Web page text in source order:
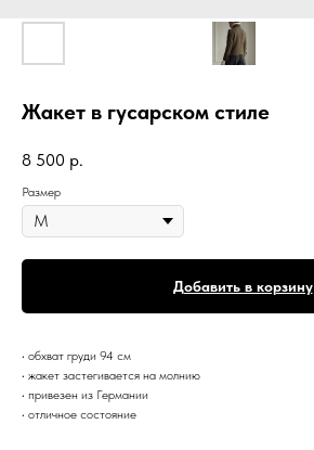
Жакет в гусарском стиле
8 500 р.
Размер
Добавить в корзину
• обхват груди 94 см
• жакет застегивается на молнию
• привезен из Германии
• отличное состояние